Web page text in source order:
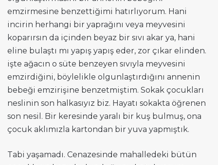
emzirmesine benzettiğimi hatırlıyorum. Hani
incirin herhangi bir yaprağını veya meyvesini
koparırsın da içinden beyaz bir sıvı akar ya, hani
eline bulaştı mı yapış yapış eder, zor çıkar elinden.
işte ağacın o süte benzeyen sıvıyla meyvesini
emzirdiğini, böylelikle olgunlaştırdığını annenin
bebeği emzirişine benzetmiştim. Sokak çocukları
neslinin son halkasıyız biz. Hayatı sokakta öğrenen
son nesil. Bir keresinde yaralı bir kuş bulmuş, ona
çocuk aklımızla kartondan bir yuva yapmıştık.
Tabi yaşamadı. Cenazesinde mahalledeki bütün